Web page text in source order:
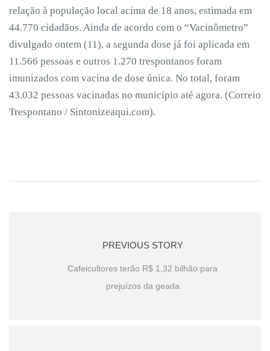
relação à população local acima de 18 anos, estimada em
44.770 cidadãos. Ainda de acordo com o “Vacinômetro”
divulgado ontem (11), a segunda dose já foi aplicada em
11.566 pessoas e outros 1.270 trespontanos foram
imunizados com vacina de dose única. No total, foram
43.032 pessoas vacinadas no município até agora. (Correio
Trespontano / Sintonizeaqui.com).
PREVIOUS STORY
Cafeicultores terão R$ 1,32 bilhão para
prejuízos da geada